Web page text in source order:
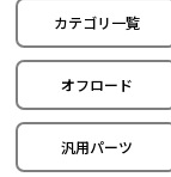
カテゴリ一覧
オフロード
汎用パーツ